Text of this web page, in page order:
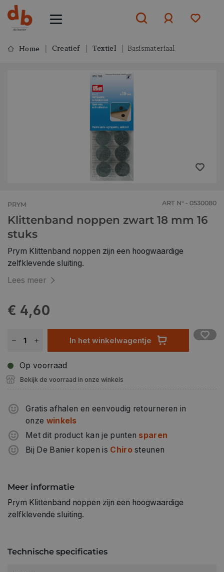
of
Home Creatief Textiel Basismateriaal
PRYM ART N° - 0530080
Klittenband noppen zwart 18 mm 16
stuks
Prym Klittenband noppen zijn een hoogwaardige
zelfklevende sluiting.
Lees meer
€ 4,60
In het winkelwagentje
Op voorraad
Bekijk de voorraad in onze winkels
Gratis afhalen en eenvoudig retourneren in
onze winkels
Met dit product kan je punten sparen
Bij De Banier kopen is Chirosteunen
Meer informatie
Prym Klittenband noppen zijn een hoogwaardige
zelfklevende sluiting.
Technische specificaties